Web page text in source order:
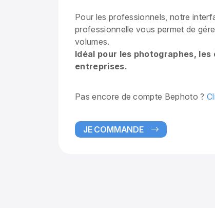
Pour les professionnels, notre
professionnelle vous permet de
volumes.
Idéal pour les photographes, les
entreprises.
Pas encore de compte Bephoto ?
JE COMMANDE